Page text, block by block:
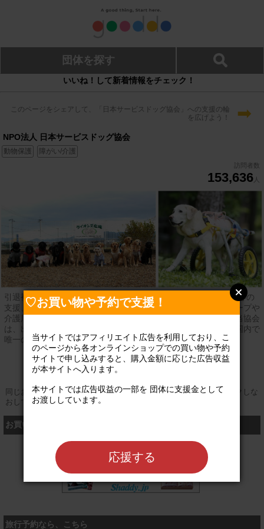
団体を探す
いいね！して新着情報をチェック！
このページをシェアして、「日本サービスドッグ協会」への支援の輪
を広げよう！
➡
NPO法人 日本サービスドッグ協会
動物保護 障がい/介護
訪問者数
153,636 人
引退補助犬(盲導犬・介助犬・聴導犬）に掛かる医療費・介護費等の
支援、高齢・病気等で歩行困難になった補助犬の車いす・スロープや
介護用品等を引退犬飼育ボランティアさんへ支給しています。当協会
は、出身訓練所を問わず全国の引退補助犬に支援を行っている国内で
唯一の協会です。
登録なし 公式サイト
同じお買い物やお申し込みを複数回行う場合は、そのたびにクリックしな
おしてください
お買い物するなら、こちら
旅行予約なら、こちら
♡お買い物や予約で支援！
当サイトではアフィリエイト広告を利用しており、こ
のページから各オンラインショップでの買い物や予約
サイトで申し込みすると、購入金額に応じた広告収益
が本サイトへ入ります。
本サイトでは広告収益の一部を 団体に支援金として
お渡ししています。
応援する